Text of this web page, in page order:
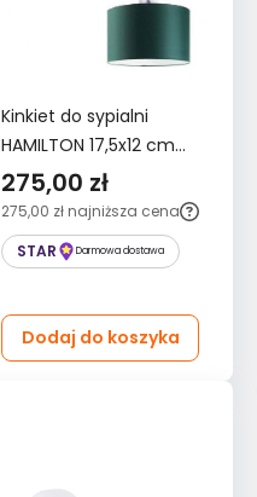
Kinkiet do sypialni
HAMILTON 17,5x12 cm
ruchomy z abażurem
zielony
275,00 zł
275,00 zł najniższa cena
STAR
Darmowa dostawa
Dodaj do koszyka